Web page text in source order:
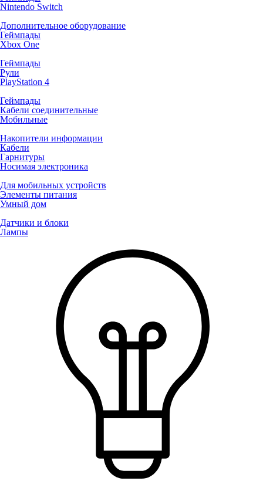
Nintendo Switch
Дополнительное оборудование
Геймпады
Xbox One
Геймпады
Рули
PlayStation 4
Геймпады
Кабели соединительные
Мобильные
Накопители информации
Кабели
Гарнитуры
Носимая электроника
Для мобильных устройств
Элементы питания
Умный дом
Датчики и блоки
Лампы